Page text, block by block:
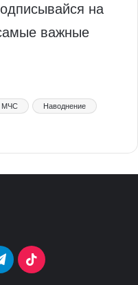
на
важные
МЧС Наводнение
TelegramTikTok